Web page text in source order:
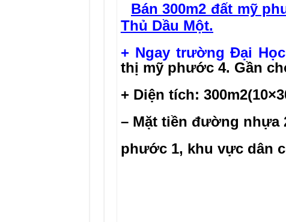
Bán 300m2 đất mỹ
Thủ Dầu Một.
+ Ngay trường Đại
thị mỹ phước 4. Gần
+ Diện tích:
– Mặt tiền đường nhựa
phước 1, khu vực dân